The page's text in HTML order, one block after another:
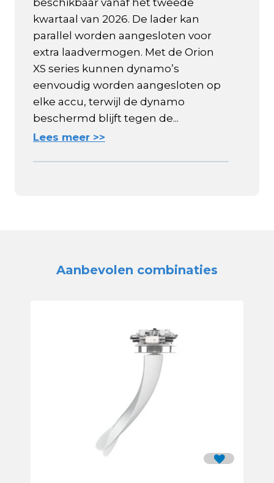
beschikbaar vanaf het tweede
kwartaal van 2026. De lader kan
parallel worden aangesloten voor
extra laadvermogen. Met de Orion
XS series kunnen dynamo’s
eenvoudig worden aangesloten op
elke accu, terwijl de dynamo
beschermd blijft tegen de...
Lees meer >>
Aanbevolen combinaties